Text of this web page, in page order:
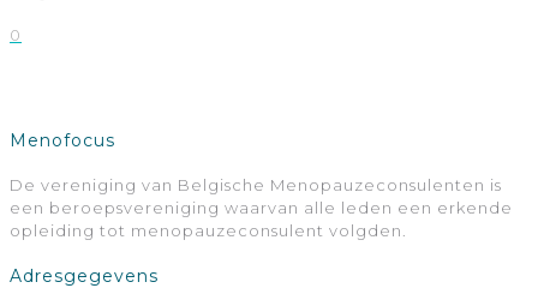
0
Menofocus
De vereniging van Belgische Menopauzeconsulenten is
een beroepsvereniging waarvan alle leden een erkende
opleiding tot menopauzeconsulent volgden.
Adresgegevens